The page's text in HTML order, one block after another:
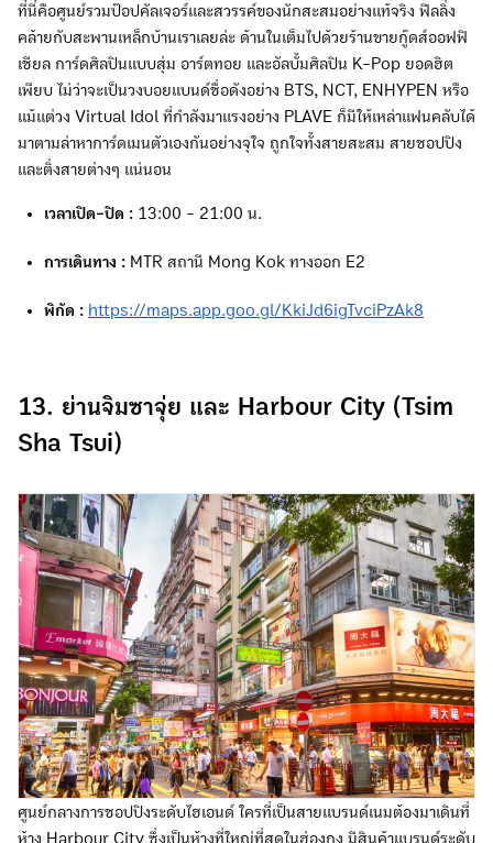
ที่นี่คือศูนย์รวมป๊อปคัลเจอร์และสวรรค์ของนักสะสมอย่างแท้จริง ฟีลลิ่ง
คล้ายกับสะพานเหล็กบ้านเราเลยล่ะ ด้านในเต็มไปด้วยร้านขายกู๊ดส์ออฟฟิ
เชียล การ์ดศิลปินแบบสุ่ม อาร์ตทอย และอัลบั้มศิลปิน K-Pop ยอดฮิต
เพียบ ไม่ว่าจะเป็นวงบอยแบนด์ชื่อดังอย่าง BTS, NCT, ENHYPEN หรือ
แม้แต่วง Virtual Idol ที่กำลังมาแรงอย่าง PLAVE ก็มีให้เหล่าแฟนคลับได้
มาตามล่าหาการ์ดเมนตัวเองกันอย่างจุใจ ถูกใจทั้งสายสะสม สายชอปปิง
และติ่งสายต่างๆ แน่นอน
เวลาเปิด-ปิด : 13:00 - 21:00 น.
การเดินทาง : MTR สถานี Mong Kok ทางออก E2
พิกัด : https://maps.app.goo.gl/KkiJd6igTvciPzAk8
13. ย่านจิมซาจุ่ย และ Harbour City (Tsim
Sha Tsui)
ศูนย์กลางการชอปปิงระดับไฮเอนด์ ใครที่เป็นสายแบรนด์เนมต้องมาเดินที่
ห้าง Harbour City ซึ่งเป็นห้างที่ใหญ่ที่สุดในฮ่องกง มีสินค้าแบรนด์ระดับ